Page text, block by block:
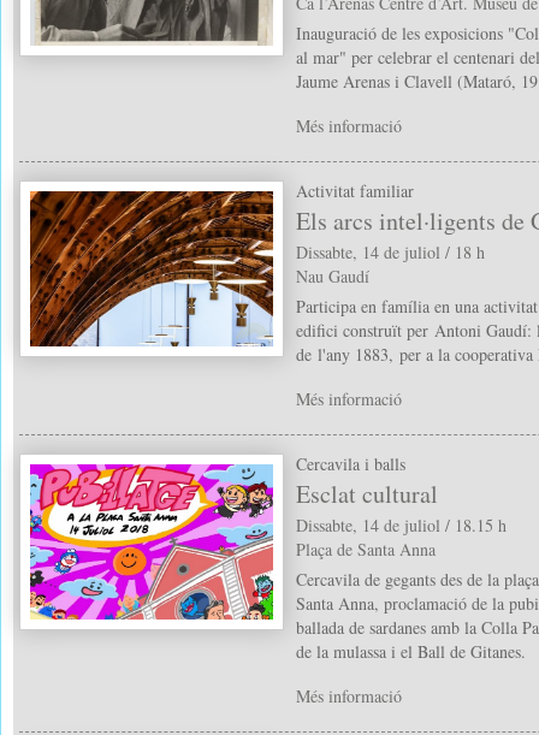
Inauguració de les exposicions
al mar" per celebrar el centenari
Jaume Arenas i Clavell (Mataró,
Més informació
Activitat familiar
Els arcs intel·ligents de
Dissabte, 14 de juliol / 18 h
Nau Gaudí
Participa en família en una
edifici construït per Antoni Gaudí:
de l'any 1883, per a la cooperativa
Més informació
Cercavila i balls
Esclat cultural
Dissabte, 14 de juliol / 18.15 h
Plaça de Santa Anna
Cercavila de gegants des de la
Santa Anna, proclamació de la
ballada de sardanes amb la Colla
de la mulassa i el Ball de Gitanes.
Més informació